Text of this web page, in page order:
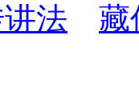
法 藏